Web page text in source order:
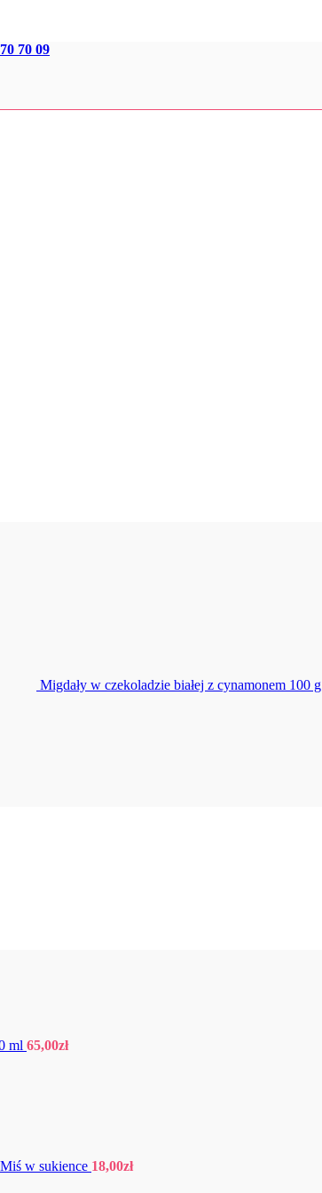
70 09
Migdały w czekoladzie białej z cynamonem 100 g
ml 65,00zł
w sukience 18,00zł